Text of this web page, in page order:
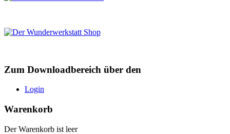
Zum Downloadbereich über den
Login
Warenkorb
Der Warenkorb ist leer